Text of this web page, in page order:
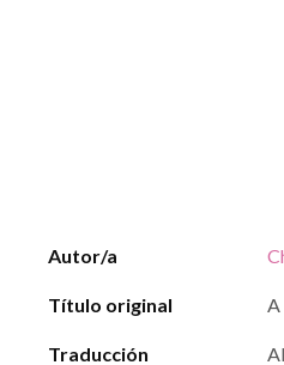
Autor/a
Título original A
Traducción